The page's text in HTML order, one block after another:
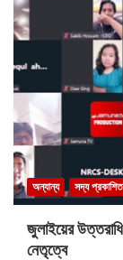
অন্যান্য সদ্য প্রকাশিত
জুলাইয়ের
নেতৃত্বে